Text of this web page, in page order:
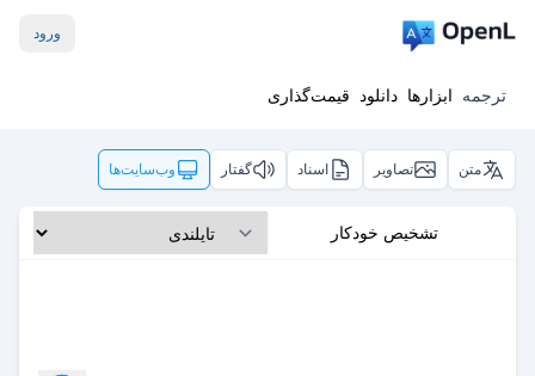
ورود
ترجمه ابزارها دانلود قیمت‌گذاری
متن تصاویر اسناد گفتار وب‌سایت‌ها
تشخیص خودکار